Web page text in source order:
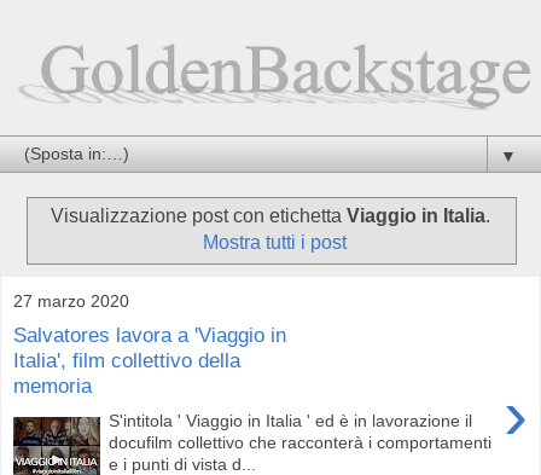
▼
Visualizzazione post con etichetta Viaggio in Italia.
Mostra tutti i post
27 marzo 2020
Salvatores lavora a 'Viaggio in
Italia', film collettivo della
memoria
›
S'intitola ' Viaggio in Italia ' ed è in lavorazione il
docufilm collettivo che racconterà i comportamenti
e i punti di vista d...